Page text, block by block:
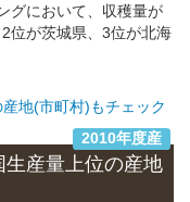
グにおいて、収穫量が
位が茨城県、3位が北海
地(市町村)もチェック
2010年度産
生産量上位の産地